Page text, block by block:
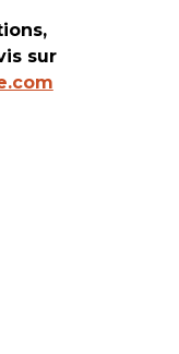
sur